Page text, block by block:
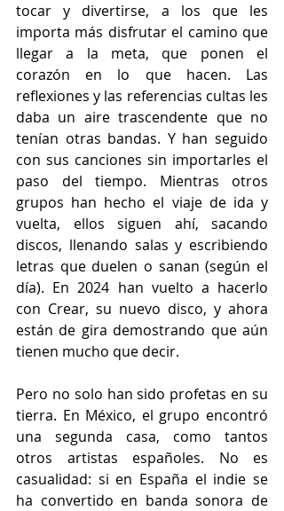
tocar y divertirse, a los que les
importa más disfrutar el camino que
llegar a la meta, que ponen el
corazón en lo que hacen. Las
reflexiones y las referencias cultas les
daba un aire trascendente que no
tenían otras bandas. Y han seguido
con sus canciones sin importarles el
paso del tiempo. Mientras otros
grupos han hecho el viaje de ida y
vuelta, ellos siguen ahí, sacando
discos, llenando salas y escribiendo
letras que duelen o sanan (según el
día). En 2024 han vuelto a hacerlo
con Crear, su nuevo disco, y ahora
están de gira demostrando que aún
tienen mucho que decir.
Pero no solo han sido profetas en su
tierra. En México, el grupo encontró
una segunda casa, como tantos
otros artistas españoles. No es
casualidad: si en España el indie se
ha convertido en banda sonora de